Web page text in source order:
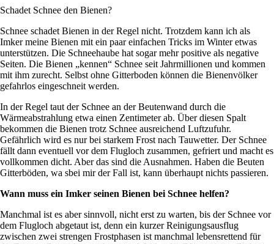
Schadet Schnee den Bienen?
Schnee schadet Bienen in der Regel nicht. Trotzdem kann ich als
Imker meine Bienen mit ein paar einfachen Tricks im Winter etwas
unterstützen. Die Schneehaube hat sogar mehr positive als negative
Seiten. Die Bienen „kennen“ Schnee seit Jahrmillionen und kommen
mit ihm zurecht. Selbst ohne Gitterboden können die Bienenvölker
gefahrlos eingeschneit werden.
In der Regel taut der Schnee an der Beutenwand durch die
Wärmeabstrahlung etwa einen Zentimeter ab. Über diesen Spalt
bekommen die Bienen trotz Schnee ausreichend Luftzufuhr.
Gefährlich wird es nur bei starkem Frost nach Tauwetter. Der Schnee
fällt dann eventuell vor dem Flugloch zusammen, gefriert und macht es
vollkommen dicht. Aber das sind die Ausnahmen. Haben die Beuten
Gitterböden, wa sbei mir der Fall ist, kann überhaupt nichts passieren.
Wann muss ein Imker seinen Bienen bei Schnee helfen?
Manchmal ist es aber sinnvoll, nicht erst zu warten, bis der Schnee vor
dem Flugloch abgetaut ist, denn ein kurzer Reinigungsausflug
zwischen zwei strengen Frostphasen ist manchmal lebensrettend für